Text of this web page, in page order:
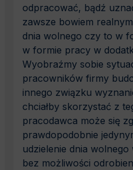
odpracować, bądź
zawsze bowiem
dnia wolnego czy to w
w formie pracy w
Wyobraźmy sobie
pracowników firmy
innego związku
chciałby skorzystać z
pracodawca może się
prawdopodobnie
udzielenie dnia wolnego
bez możliwości